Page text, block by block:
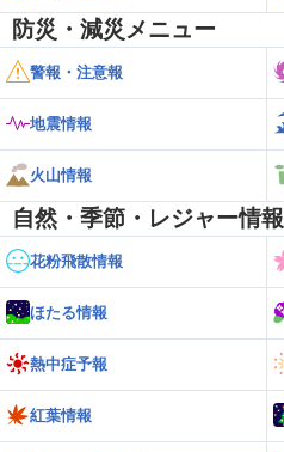
防災・減災メニュー
警報・注意報
地震情報
火山情報
自然・季節・レジャー情報
花粉飛散情報
ほたる情報
熱中症予報
紅葉情報